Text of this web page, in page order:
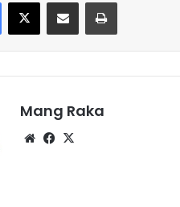
Mang Raka
WebsiteFacebook